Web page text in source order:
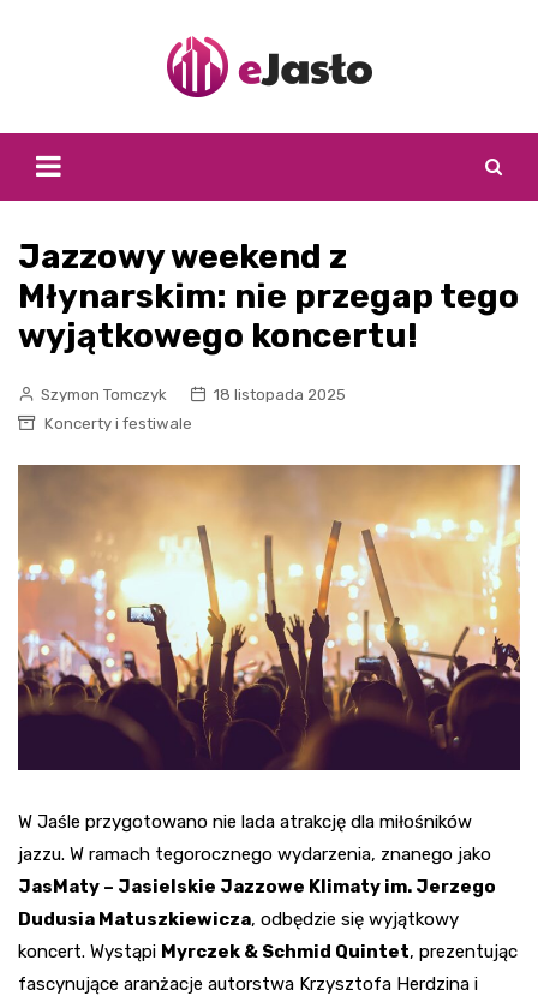
Jazzowy weekend z
Młynarskim: nie przegap tego
wyjątkowego koncertu!
Szymon Tomczyk
18 listopada 2025
Koncerty i festiwale
W Jaśle przygotowano nie lada atrakcję dla miłośników
jazzu. W ramach tegorocznego wydarzenia, znanego jako
JasMaty – Jasielskie Jazzowe Klimaty im. Jerzego
Dudusia Matuszkiewicza, odbędzie się wyjątkowy
koncert. Wystąpi Myrczek & Schmid Quintet, prezentując
fascynujące aranżacje autorstwa Krzysztofa Herdzina i